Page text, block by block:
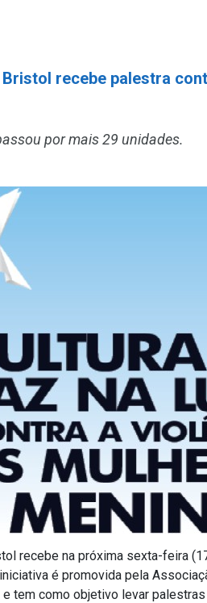
recebe palestra
por mais 29 unidades.
recebe na próxima sexta-feira
é promovida pela
tem como objetivo levar